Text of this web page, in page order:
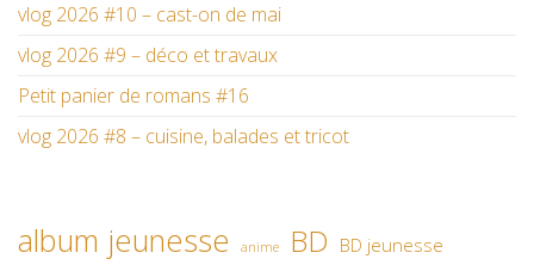
vlog 2026 #10 – cast-on de mai
vlog 2026 #9 – déco et travaux
Petit panier de romans #16
vlog 2026 #8 – cuisine, balades et tricot
album jeunesse anime BD BD jeunesse